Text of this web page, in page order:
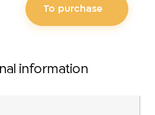
To purchase
information